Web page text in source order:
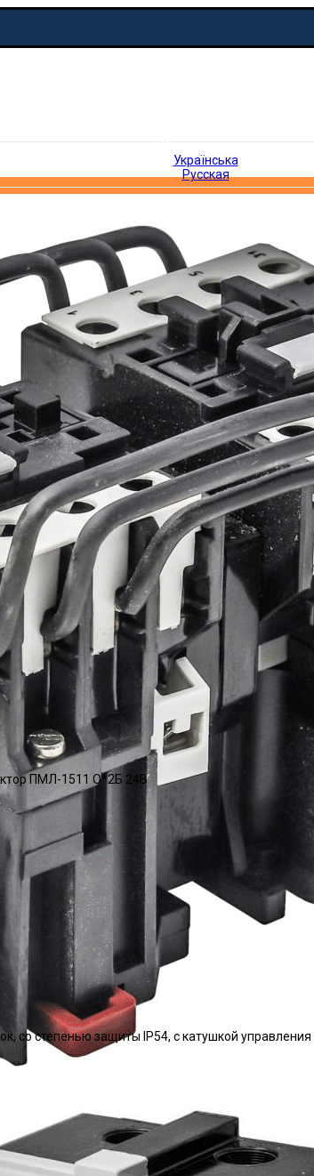
Українська
Русская
ПМЛ-1511 О*2Б 24В
со степенью защиты IP54, с катушкой